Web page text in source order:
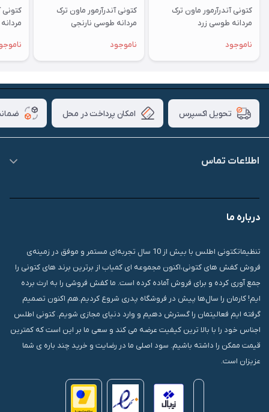
کتونی آندرآرمور ماون ترک
مردانه طوسی زرد
ناموجود
کتونی آندرآرمور ماون ترک
مردانه طوسی نارنجی
ناموجود
کتونی
تحویل اکسپرس امکان پرداخت در محل
اطلاعات تماس
درباره ما
تنظیماتکتونی اطلس با بیش از 10 سال تجربه‌ای مستمر و موفق در زمینه‌ی
فروش کفش های کتونی،اکنون مجموعه ای کمیاب از برترین برند های کتونی را
جمع آوری کرده و برای فروش آماده کرده است. ما کفش فروشی را به ارث برده
ایم! کارمان را سال‌ها پیش در فروشگاه پدری شروع کردیم.هم اکنون تصمیم
گرفته ایم فعالیتمان را گسترش دهیم و وارد دنیای مجازی شویم. کتونی اطلس
اجناس خود را با بالا ترین کیفیت عرضه می کند و سعی ما بر این است که کمترین
قیمت ممکن را داشته باشیم. سود اصلی ما در رضایت و خرید چند باره ی شما
عزیزان است.